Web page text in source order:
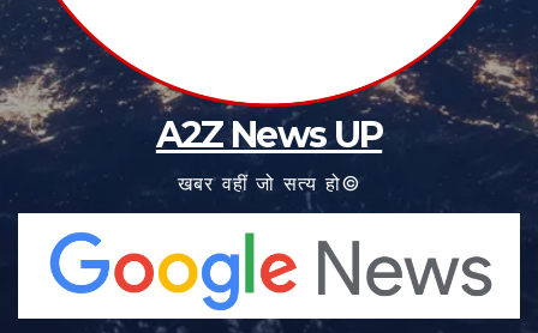
A2Z News UP
खबर वहीं जो सत्य हो©